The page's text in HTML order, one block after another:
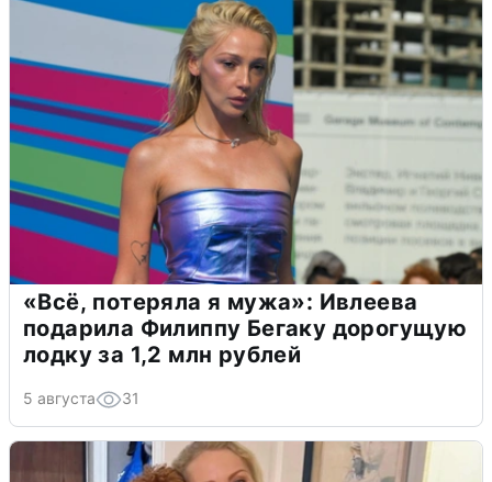
«Всё, потеряла я мужа»: Ивлеева
подарила Филиппу Бегаку дорогущую
лодку за 1,2 млн рублей
5 августа 31